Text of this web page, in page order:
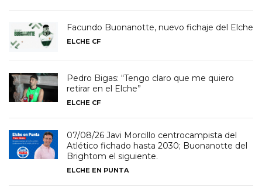
Facundo Buonanotte, nuevo fichaje del Elche
ELCHE CF
Pedro Bigas: “Tengo claro que me quiero
retirar en el Elche”
ELCHE CF
07/08/26 Javi Morcillo centrocampista del
Atlético fichado hasta 2030; Buonanotte del
Brightom el siguiente.
ELCHE EN PUNTA